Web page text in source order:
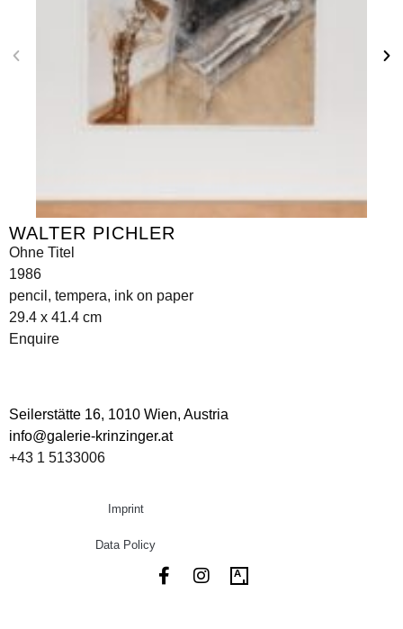
WALTER PICHLER
Ohne Titel
1986
pencil, tempera, ink on paper
29.4 x 41.4 cm
Enquire
Seilerstätte 16, 1010 Wien, Austria
info@galerie-krinzinger.at
+43 1 5133006
Imprint
Data Policy